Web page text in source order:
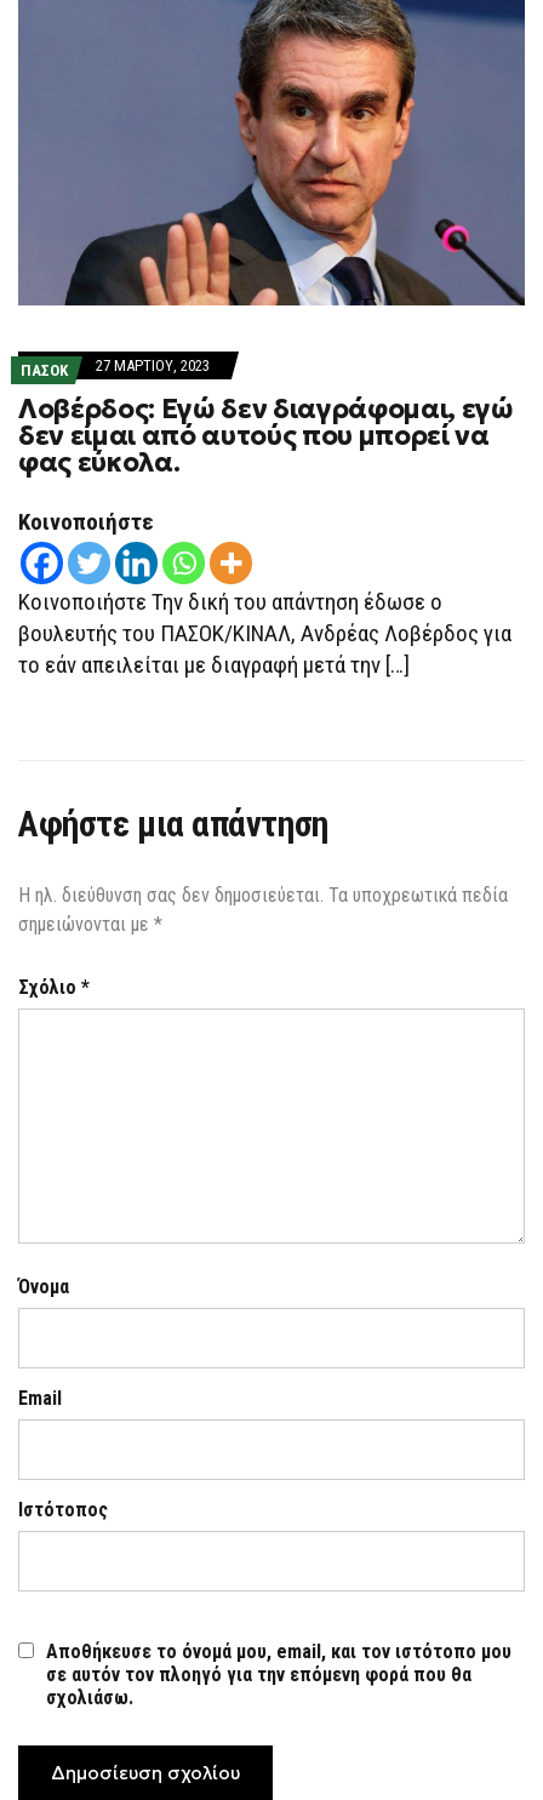
ΠΑΣΟΚ 27 ΜΑΡΤΊΟΥ, 2023
Λοβέρδος: Εγώ δεν διαγράφομαι, εγώ
δεν είμαι από αυτούς που μπορεί να
φας εύκολα.
Κοινοποιήστε
Κοινοποιήστε Την δική του απάντηση έδωσε ο
βουλευτής του ΠΑΣΟΚ/ΚΙΝΑΛ, Ανδρέας Λοβέρδος για
το εάν απειλείται με διαγραφή μετά την […]
Αφήστε μια απάντηση
Η ηλ. διεύθυνση σας δεν δημοσιεύεται. Τα υποχρεωτικά πεδία
σημειώνονται με *
Σχόλιο *
Όνομα
Email
Ιστότοπος
Αποθήκευσε το όνομά μου, email, και τον ιστότοπο μου
σε αυτόν τον πλοηγό για την επόμενη φορά που θα
σχολιάσω.